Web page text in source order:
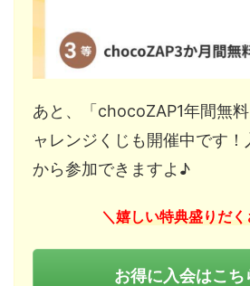
あと、「chocoZAP1年間無
ャレンジくじも開催中です！
から参加できますよ♪
＼ 嬉しい特典盛りだ
お得に入会はこち